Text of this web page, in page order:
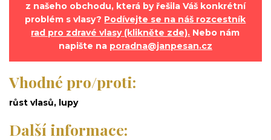
z našeho obchodu, která by řešila Váš konkrétní
problém s vlasy? Podívejte se na náš rozcestník
rad pro zdravé vlasy (klikněte zde). Nebo nám
napište na poradna@janpesan.cz
Vhodné pro/proti:
růst vlasů, lupy
Další informace: